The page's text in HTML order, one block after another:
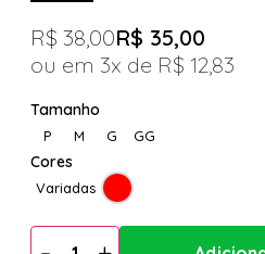
R$ 38,00R$ 35,00
3x
R$ 12,83
P M G GG
Variadas